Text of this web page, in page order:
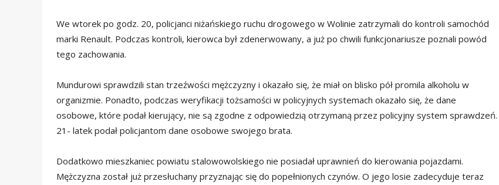
We wtorek po godz. 20, policjanci niżańskiego ruchu drogowego w Wolinie zatrzymali do kontroli samochód
marki Renault. Podczas kontroli, kierowca był zdenerwowany, a już po chwili funkcjonariusze poznali powód
tego zachowania.
Mundurowi sprawdzili stan trzeźwości mężczyzny i okazało się, że miał on blisko pół promila alkoholu w
organizmie. Ponadto, podczas weryfikacji tożsamości w policyjnych systemach okazało się, że dane
osobowe, które podał kierujący, nie są zgodne z odpowiedzią otrzymaną przez policyjny system sprawdzeń.
21- latek podał policjantom dane osobowe swojego brata.
Dodatkowo mieszkaniec powiatu stalowowolskiego nie posiadał uprawnień do kierowania pojazdami.
Mężczyzna został już przesłuchany przyznając się do popełnionych czynów. O jego losie zadecyduje teraz